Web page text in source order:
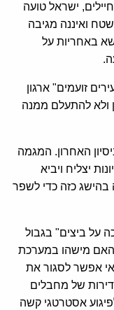
ישראל טועה
ואיננה מגיבה
באחריות על
זועמים" ארגון
ולא להתעלם ממנה
האחרון. המגמה
יצליח ויביא
בהישג כזה כדי לשפר
על ביצים" בגבול
האם מישהו במערכת
אי אפשר לסגור את
של מחבלים
אסטרטגי קשה